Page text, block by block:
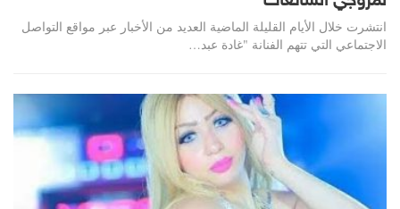
انتشرت خلال الأيام القليلة الماضية العديد من الأخبار عبر مواقع التواصل
الاجتماعي التي تتهم الفنانة "غادة عبد…